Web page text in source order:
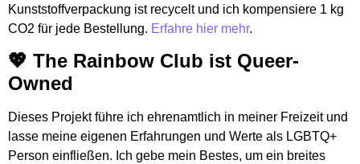
Kunststoffverpackung ist recycelt und ich kompensiere 1 kg
CO2 für jede Bestellung. Erfahre hier mehr.
💖 The Rainbow Club ist Queer-
Owned
Dieses Projekt führe ich ehrenamtlich in meiner Freizeit und
lasse meine eigenen Erfahrungen und Werte als LGBTQ+
Person einfließen. Ich gebe mein Bestes, um ein breites